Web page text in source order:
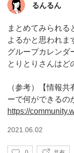
るんるん
まとめてみられる
よるかと思われま
グループカレンダ
とりとりさんはど
（参考）【情報
ーで何ができるの
https://
2021.06.02